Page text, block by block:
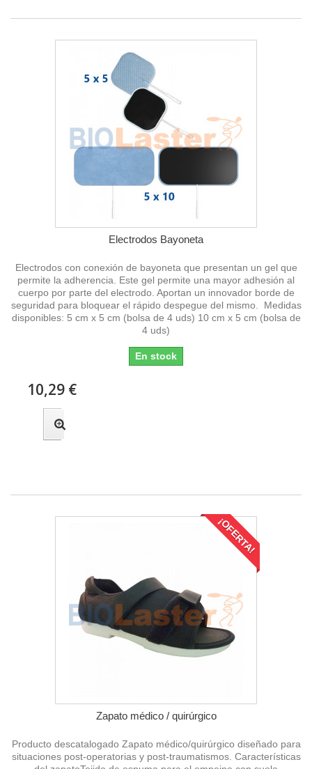
Electrodos Bayoneta
Electrodos con conexión de bayoneta que presentan un gel que
permite la adherencia. Este gel permite una mayor adhesión al
cuerpo por parte del electrodo. Aportan un innovador borde de
seguridad para bloquear el rápido despegue del mismo. Medidas
disponibles: 5 cm x 5 cm (bolsa de 4 uds) 10 cm x 5 cm (bolsa de
4 uds)
En stock
10,29 €
¡OFERTA!
Zapato médico / quirúrgico
Producto descatalogado Zapato médico/quirúrgico diseñado para
situaciones post-operatorias y post-traumatismos. Características